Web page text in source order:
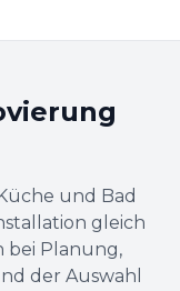
und Bad
gleich
bei Planung,
der Auswahl